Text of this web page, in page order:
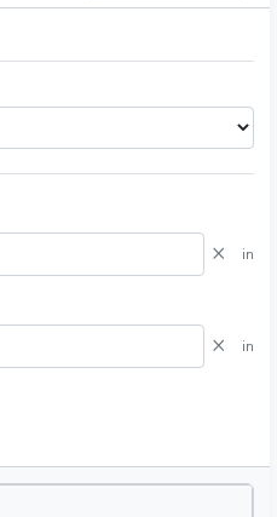
× in
× in